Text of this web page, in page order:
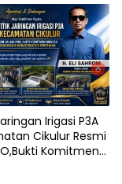
MASALAH
Irigasi P3A
Cikulur Resmi
Komitmen